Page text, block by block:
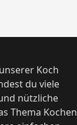
Koch
du viele
nützliche
Thema Kochen